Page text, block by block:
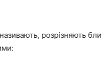
розрізняють